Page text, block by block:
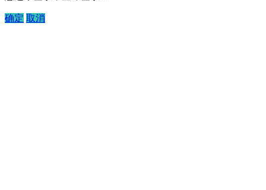
确定 取消